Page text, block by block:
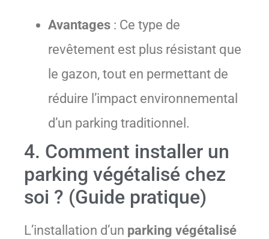
Avantages : Ce type de
revêtement est plus résistant que
le gazon, tout en permettant de
réduire l’impact environnemental
d’un parking traditionnel.
4. Comment installer un
parking végétalisé chez
soi ? (Guide pratique)
L’installation d’un parking végétalisé